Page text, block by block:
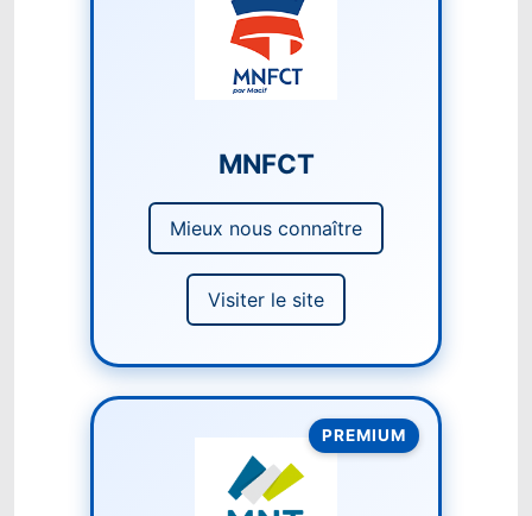
MNFCT
Mieux nous connaître
Visiter le site
PREMIUM